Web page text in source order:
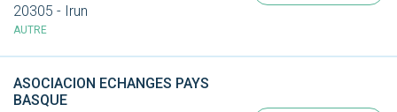
20305 - Irun
AUTRE
ASOCIACION ECHANGES PAYS
BASQUE